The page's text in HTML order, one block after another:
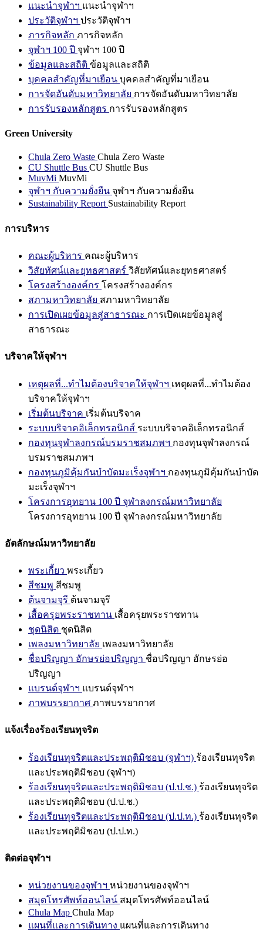
แนะนำจุฬาฯ แนะนำจุฬาฯ
ประวัติจุฬาฯ ประวัติจุฬาฯ
ภารกิจหลัก ภารกิจหลัก
จุฬาฯ 100 ปี จุฬาฯ 100 ปี
ข้อมูลและสถิติ ข้อมูลและสถิติ
บุคคลสำคัญที่มาเยือน บุคคลสำคัญที่มาเยือน
การจัดอันดับมหาวิทยาลัย การจัดอันดับมหาวิทยาลัย
การรับรองหลักสูตร การรับรองหลักสูตร
Green University
Chula Zero Waste Chula Zero Waste
CU Shuttle Bus CU Shuttle Bus
MuvMi MuvMi
จุฬาฯ กับความยั่งยืน จุฬาฯ กับความยั่งยืน
Sustainability Report Sustainability Report
การบริหาร
คณะผู้บริหาร คณะผู้บริหาร
วิสัยทัศน์และยุทธศาสตร์ วิสัยทัศน์และยุทธศาสตร์
โครงสร้างองค์กร โครงสร้างองค์กร
สภามหาวิทยาลัย สภามหาวิทยาลัย
การเปิดเผยข้อมูลสู่สาธารณะ การเปิดเผยข้อมูลสู่
สาธารณะ
บริจาคให้จุฬาฯ
เหตุผลที่...ทำไมต้องบริจาคให้จุฬาฯ เหตุผลที่...ทำไมต้อง
บริจาคให้จุฬาฯ
เริ่มต้นบริจาค เริ่มต้นบริจาค
ระบบบริจาคอิเล็กทรอนิกส์ ระบบบริจาคอิเล็กทรอนิกส์
กองทุนจุฬาลงกรณ์บรมราชสมภพฯ กองทุนจุฬาลงกรณ์
บรมราชสมภพฯ
กองทุนภูมิคุ้มกันบำบัดมะเร็งจุฬาฯ กองทุนภูมิคุ้มกันบำบัด
มะเร็งจุฬาฯ
โครงการอุทยาน 100 ปี จุฬาลงกรณ์มหาวิทยาลัย
โครงการอุทยาน 100 ปี จุฬาลงกรณ์มหาวิทยาลัย
อัตลักษณ์มหาวิทยาลัย
พระเกี้ยว พระเกี้ยว
สีชมพู สีชมพู
ต้นจามจุรี ต้นจามจุรี
เสื้อครุยพระราชทาน เสื้อครุยพระราชทาน
ชุดนิสิต ชุดนิสิต
เพลงมหาวิทยาลัย เพลงมหาวิทยาลัย
ชื่อปริญญา อักษรย่อปริญญา ชื่อปริญญา อักษรย่อ
ปริญญา
แบรนด์จุฬาฯ แบรนด์จุฬาฯ
ภาพบรรยากาศ ภาพบรรยากาศ
แจ้งเรื่องร้องเรียนทุจริต
ร้องเรียนทุจริตและประพฤติมิชอบ (จุฬาฯ) ร้องเรียนทุจริต
และประพฤติมิชอบ (จุฬาฯ)
ร้องเรียนทุจริตและประพฤติมิชอบ (ป.ป.ช.) ร้องเรียนทุจริต
และประพฤติมิชอบ (ป.ป.ช.)
ร้องเรียนทุจริตและประพฤติมิชอบ (ป.ป.ท.) ร้องเรียนทุจริต
และประพฤติมิชอบ (ป.ป.ท.)
ติดต่อจุฬาฯ
หน่วยงานของจุฬาฯ หน่วยงานของจุฬาฯ
สมุดโทรศัพท์ออนไลน์ สมุดโทรศัพท์ออนไลน์
Chula Map Chula Map
แผนที่และการเดินทาง แผนที่และการเดินทาง